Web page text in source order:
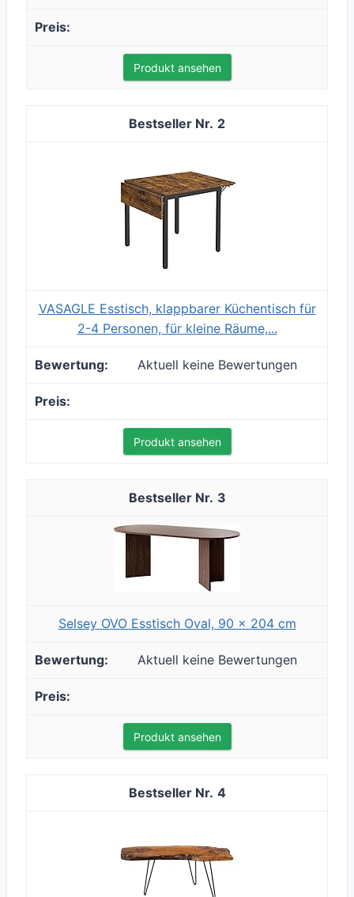
Produkt ansehen
2
VASAGLE Esstisch, klappbarer Küchentisch für
2-4 Personen, für kleine Räume,...
Aktuell keine Bewertungen
Produkt ansehen
3
Selsey OVO Esstisch Oval, 90 x 204 cm
Aktuell keine Bewertungen
Produkt ansehen
4